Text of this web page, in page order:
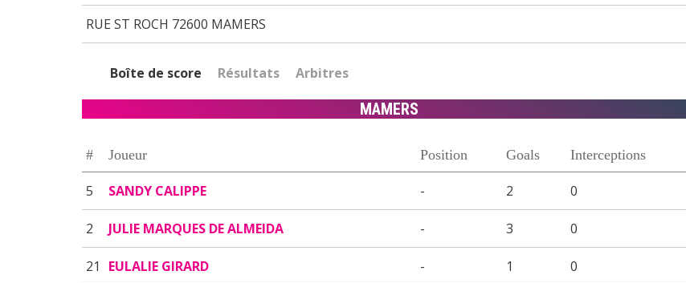
RUE ST ROCH 72600 MAMERS
Boîte de score Résultats Arbitres
MAMERS
# Joueur Position Goals Interceptions
5 SANDY CALIPPE - 2 0
2 JULIE MARQUES DE ALMEIDA - 3 0
21 EULALIE GIRARD - 1 0